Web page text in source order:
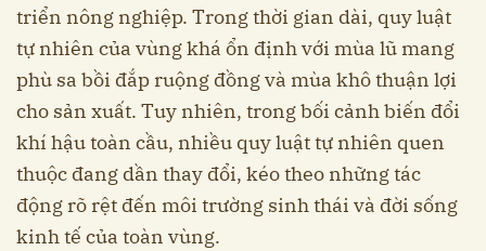
triển nông nghiệp. Trong thời gian dài, quy luật
tự nhiên của vùng khá ổn định với mùa lũ mang
phù sa bồi đắp ruộng đồng và mùa khô thuận lợi
cho sản xuất. Tuy nhiên, trong bối cảnh biến đổi
khí hậu toàn cầu, nhiều quy luật tự nhiên quen
thuộc đang dần thay đổi, kéo theo những tác
động rõ rệt đến môi trường sinh thái và đời sống
kinh tế của toàn vùng.